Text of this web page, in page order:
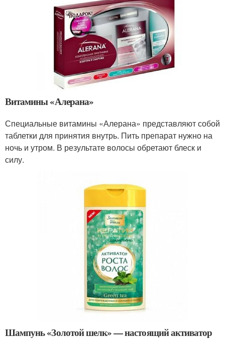
Витамины «Алерана»
Специальные витамины «Алерана» представляют собой
таблетки для принятия внутрь. Пить препарат нужно на
ночь и утром. В результате волосы обретают блеск и
силу.
Шампунь «Золотой шелк» — настоящий активатор